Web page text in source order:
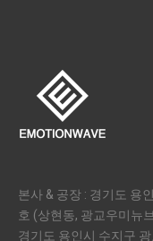
본사 & 공장 : 경기도 용
호 (상현동, 광교우미뉴
경기도 용인시 수지구